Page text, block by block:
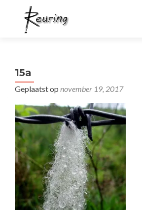
15a
Geplaatst op november 19, 2017